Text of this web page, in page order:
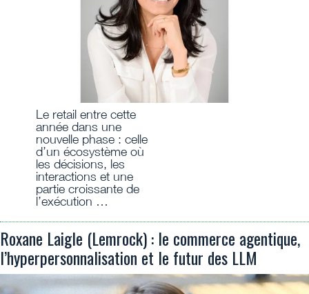
Le retail entre cette
année dans une
nouvelle phase : celle
d’un écosystème où
les décisions, les
interactions et une
partie croissante de
l’exécution …
Roxane Laigle (Lemrock) : le commerce agentique,
l’hyperpersonnalisation et le futur des LLM